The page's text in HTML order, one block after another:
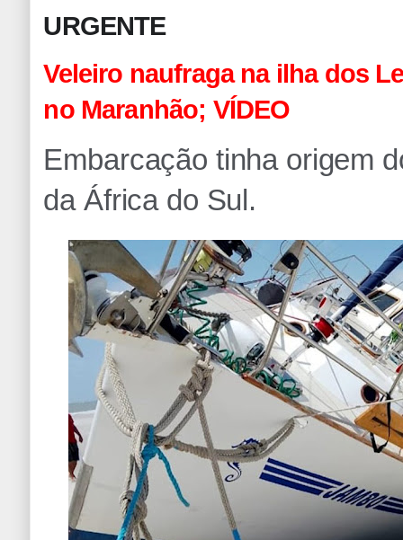
URGENTE
Veleiro naufraga na ilha dos
no Maranhão; VÍDEO
Embarcação tinha origem
da África do Sul.